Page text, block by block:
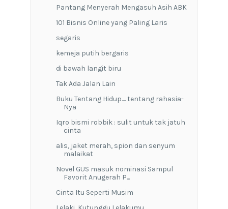
Pantang Menyerah Mengasuh Asih ABK
101 Bisnis Online yang Paling Laris
segaris
kemeja putih bergaris
di bawah langit biru
Tak Ada Jalan Lain
Buku Tentang Hidup.... tentang rahasia-
Nya
Iqro bismi robbik : sulit untuk tak jatuh
cinta
alis, jaket merah, spion dan senyum
malaikat
Novel GUS masuk nominasi Sampul
Favorit Anugerah P...
Cinta Itu Seperti Musim